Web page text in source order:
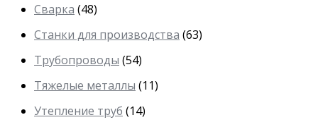
Сварка (48)
Станки для производства (63)
Трубопроводы (54)
Тяжелые металлы (11)
Утепление труб (14)